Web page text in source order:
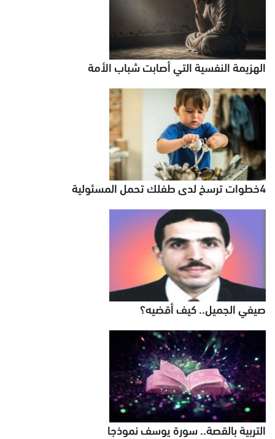
الهزيمة النفسية التي أصابت شباب الأمة
4خطوات ترسخ لدى طفلك تحمل المسئولية
صيفي الجميل.. كيف أقضيه؟
التربية بالقصة.. سورة يوسف نموذجا